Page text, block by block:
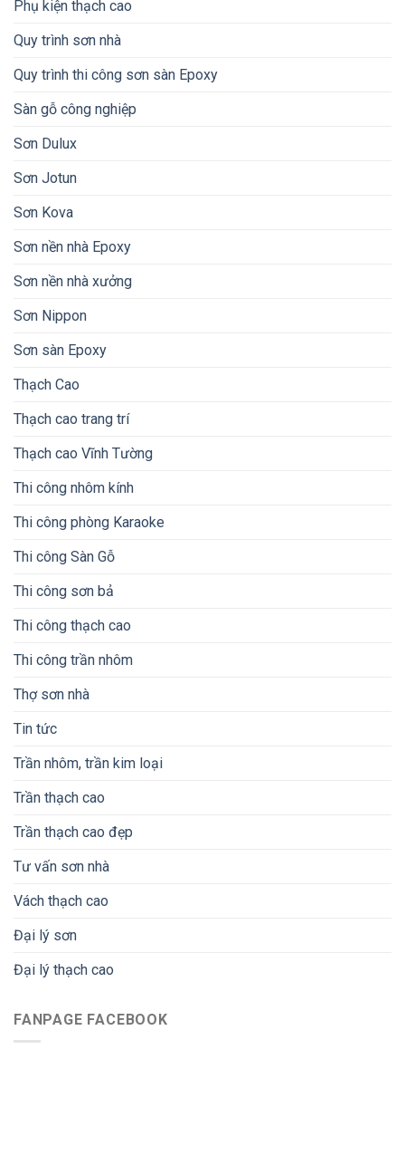
Phụ kiện thạch cao
Quy trình sơn nhà
Quy trình thi công sơn sàn Epoxy
Sàn gỗ công nghiệp
Sơn Dulux
Sơn Jotun
Sơn Kova
Sơn nền nhà Epoxy
Sơn nền nhà xưởng
Sơn Nippon
Sơn sàn Epoxy
Thạch Cao
Thạch cao trang trí
Thạch cao Vĩnh Tường
Thi công nhôm kính
Thi công phòng Karaoke
Thi công Sàn Gỗ
Thi công sơn bả
Thi công thạch cao
Thi công trần nhôm
Thợ sơn nhà
Tin tức
Trần nhôm, trần kim loại
Trần thạch cao
Trần thạch cao đẹp
Tư vấn sơn nhà
Vách thạch cao
Đại lý sơn
Đại lý thạch cao
FANPAGE FACEBOOK